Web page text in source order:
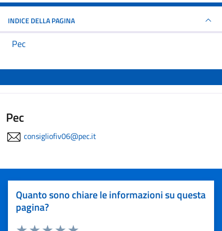
INDICE DELLA PAGINA
Pec
Pec
consigliofiv06@pec.it
Quanto sono chiare le informazioni su questa
pagina?